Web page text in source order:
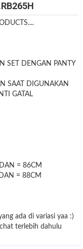
SET DENGAN PANTY
SAAT DIGUNAKAN
GATAL
= 86CM
= 88CM
ada di variasi yaa :)
terlebih dahulu